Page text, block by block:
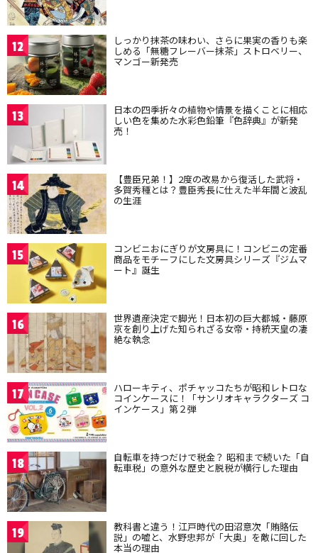
12 しっかり抹茶の味わい、さらに果実の香りも楽
しめる「無糖フレーバー抹茶」ストロベリー、
マンゴー新発売
13 日本の四季折々の植物や情景を描くことに相応
しい色を集めた水彩色鉛筆『色辞典』が新発
売！
14 【豊臣兄弟！】2度の改易から復活した武将・
多賀秀種とは？豊臣秀長に仕えた半年間と波乱
の生涯
15 コンビニおにぎりが文房具に！コンビニの定番
商品をモチーフにした文房具シリーズ『ジムマ
ート』誕生
16 世界遺産決定で脚光！日本初の巨大都城・藤原
京を創り上げた知られざる女帝・持統天皇の凄
絶な執念
17 ハローキティ、ポチャッコたちが昭和レトロな
コインケースに！「サンリオキャラクターズ コ
インケース」第２弾
18 自転車を持つだけで税金？ 昭和まで続いた「自
転車税」の意外な歴史と脱税が横行した理由
19 教科書と違う！江戸時代の田沼意次「賄賂伝
説」の嘘と、水野忠邦が「大奥」を敵に回した
本当の理由